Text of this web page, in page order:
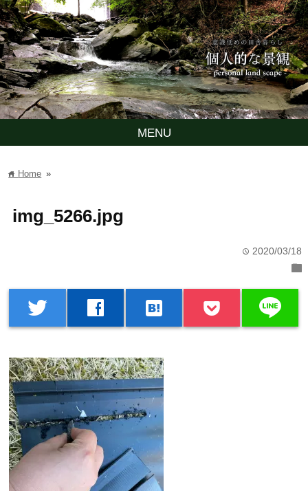
MENU
home Home »
img_5266.jpg
time 2020/03/18
folder
twitter facebook hatenabookmark line